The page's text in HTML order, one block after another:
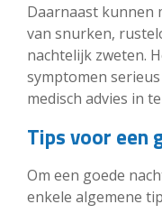
Daarnaast kunnen
van snurken,
nachtelijk zweten.
symptomen
medisch advies in
Tips voor een
Om een goede
enkele algemene